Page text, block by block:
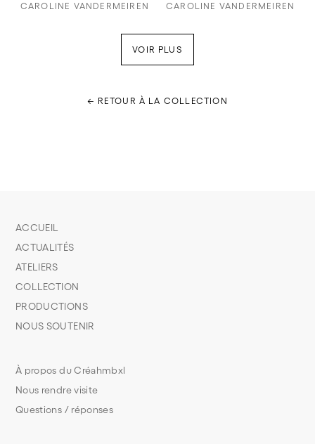
CAROLINE VANDERMEIREN
CAROLINE VANDERMEIREN
VOIR PLUS
← RETOUR À LA COLLECTION
À propos du Créahmbxl
Nous rendre visite
Questions / réponses
ACCUEIL
ACTUALITÉS
ATELIERS
COLLECTION
PRODUCTIONS
NOUS SOUTENIR